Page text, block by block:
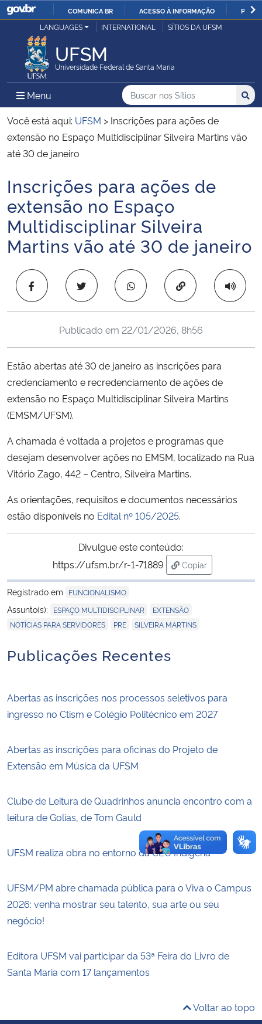
IR
COMUNICA BR ACESSO À INFORMAÇÃO
Ministério da Justiça e Segurança Pública
Ministério da Defesa
Ministério das Relações Exteriores
Ministério da Economia
Ministério da Infraestrutura
Ministério da Agricultura, Pecuária e Abastecimento
Ministério da Educação
Ministério da Cidadania
Ministério da Saúde
Ministério de Minas e Energia
Ministério da Ciência, Tecnologia, Inovações e Comunicações
Ministério do Meio Ambiente
Ministério do Desenvolvimento Regional
Ministério da Mulher, da Família e dos Direitos Humanos
Secretaria de Governo
Gabinete de Segurança Institucional
LANGUAGES INTERNATIONAL SÍTIOS DA UFSM
UFSM
Universidade Federal de Santa Maria
Menu Menu Principal do Sítio
Busca
Buscar no nos Sítios
Busca:
Você está aqui: UFSM > Inscrições para ações de
extensão no Espaço Multidisciplinar Silveira Martins vão
até 30 de janeiro
Início do conteúdo
Inscrições para ações de
extensão no Espaço
Multidisciplinar Silveira
Martins vão até 30 de janeiro
Copiar para área
Publicado em 22/01/2026, 8h56
Estão abertas até 30 de janeiro as inscrições para
credenciamento e recredenciamento de ações de
extensão no Espaço Multidisciplinar Silveira Martins
(EMSM/UFSM).
A chamada é voltada a projetos e programas que
desejam desenvolver ações no EMSM, localizado na Rua
Vitório Zago, 442 – Centro, Silveira Martins.
As orientações, requisitos e documentos necessários
estão disponíveis no Edital nº 105/2025.
Divulgue este conteúdo:
https://ufsm.br/r-1-71889
Copiar
para área de
Registrado em
FUNCIONALISMO
Assunto(s): ESPAÇO MULTIDISCIPLINAR EXTENSÃO
NOTÍCIAS PARA SERVIDORES PRE SILVEIRA MARTINS
Publicações Recentes
Abertas as inscrições nos processos seletivos para
ingresso no Ctism e Colégio Politécnico em 2027
Abertas as inscrições para oficinas do Projeto de
Extensão em Música da UFSM
Clube de Leitura de Quadrinhos anuncia encontro com a
leitura de Golias, de Tom Gauld
UFSM realiza obra no entorno da CEU Indígena
UFSM/PM abre chamada pública para o Viva o Campus
2026: venha mostrar seu talento, sua arte ou seu
negócio!
Editora UFSM vai participar da 53ª Feira do Livro de
Santa Maria com 17 lançamentos
Voltar ao topo